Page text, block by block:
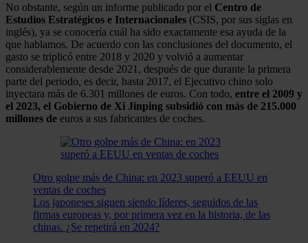
No obstante, según un informe publicado por el Centro de
Estudios Estratégicos e Internacionales (CSIS, por sus siglas en
inglés), ya se conocería cuál ha sido exactamente esa ayuda de la
que hablamos. De acuerdo con las conclusiones del documento, el
gasto se triplicó entre 2018 y 2020 y volvió a aumentar
considerablemente desde 2021, después de que durante la primera
parte del periodo, es decir, hasta 2017, el Ejecutivo chino solo
inyectara más de 6.301 millones de euros. Con todo, entre el 2009 y
el 2023, el Gobierno de Xi Jinping subsidió con más de 215.000
millones de euros a sus fabricantes de coches.
Otro golpe más de China: en 2023 superó a EEUU en
ventas de coches
Los japoneses siguen siendo líderes, seguidos de las
firmas europeas y, por primera vez en la historia, de las
chinas. ¿Se repetirá en 2024?